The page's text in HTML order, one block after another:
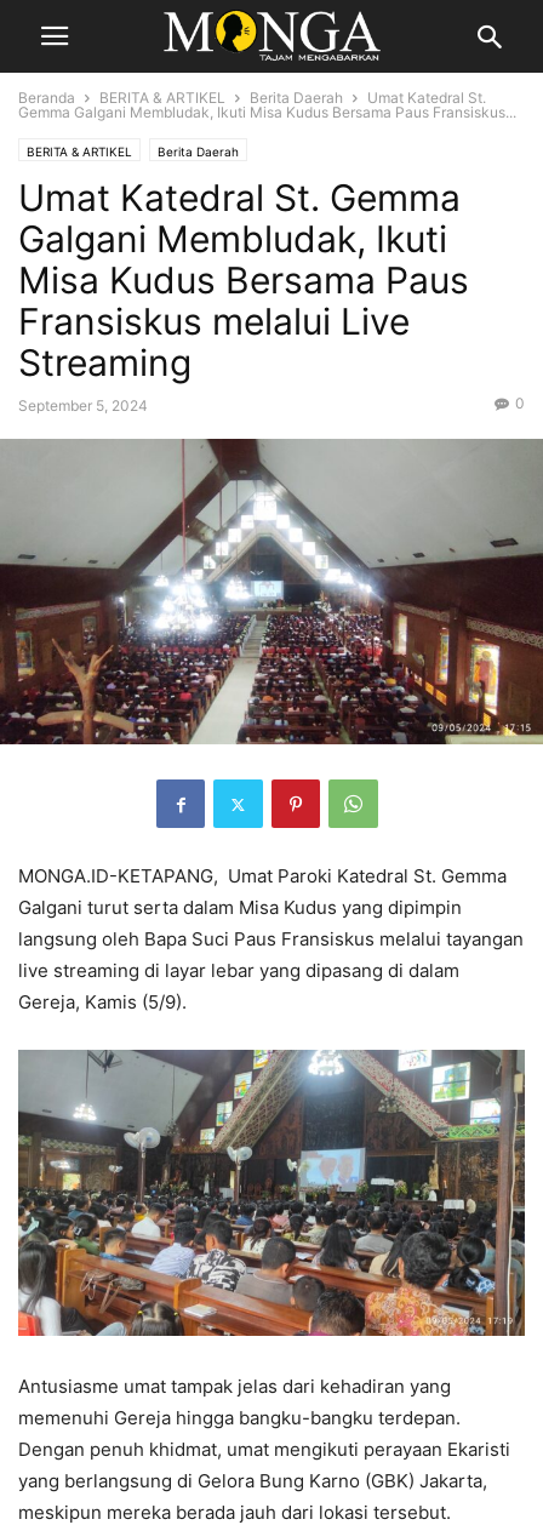
Beranda BERITA & ARTIKEL Berita Daerah
Umat Katedral St.
Gemma Galgani Membludak, Ikuti Misa Kudus Bersama Paus Fransiskus...
BERITA & ARTIKEL Berita Daerah
Umat Katedral St. Gemma
Galgani Membludak, Ikuti
Misa Kudus Bersama Paus
Fransiskus melalui Live
Streaming
September 5, 2024 0
MONGA.ID-KETAPANG, Umat Paroki Katedral St. Gemma
Galgani turut serta dalam Misa Kudus yang dipimpin
langsung oleh Bapa Suci Paus Fransiskus melalui tayangan
live streaming di layar lebar yang dipasang di dalam
Gereja, Kamis (5/9).
Antusiasme umat tampak jelas dari kehadiran yang
memenuhi Gereja hingga bangku-bangku terdepan.
Dengan penuh khidmat, umat mengikuti perayaan Ekaristi
yang berlangsung di Gelora Bung Karno (GBK) Jakarta,
meskipun mereka berada jauh dari lokasi tersebut.